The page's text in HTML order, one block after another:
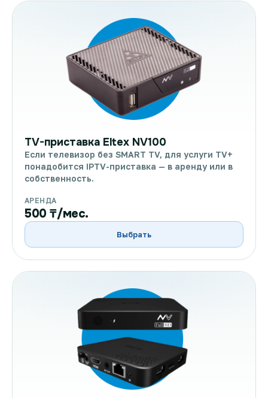
TV-приставка Eltex NV100
Если телевизор без SMART TV, для услуги TV+
понадобится IPTV-приставка — в аренду или в
собственность.
АРЕНДА
500 ₸/мес.
Выбрать